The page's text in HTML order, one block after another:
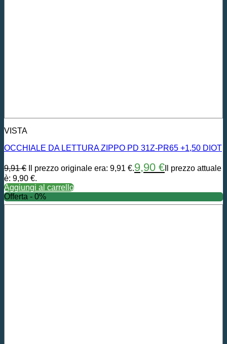
VISTA
OCCHIALE DA LETTURA ZIPPO PD 31Z-PR65 +1,50 DIOT
9,91€ Il prezzo originale era: 9,91 €.9,90 € Il prezzo attuale
è: 9,90 €.
Aggiungi al carrello
Offerta - 0%